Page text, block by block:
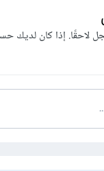
لاحقًا. إذا كان لديك